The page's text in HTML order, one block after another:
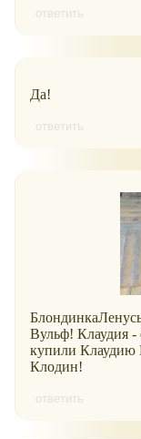
ответить
Да!
ответить
Вульф! Клаудия -
купили Клаудию
Клодин!
ответить